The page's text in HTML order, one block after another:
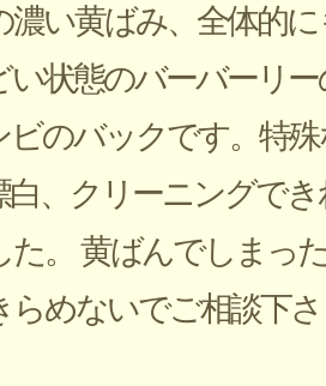
濃い黄ばみ、全体的に
状態のバーバーリー
ビのバックです。特
白、クリーニングでき
た。 黄ばんでしまっ
らめないでご相談下さ